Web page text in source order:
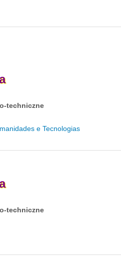
techniczne
e Tecnologias
techniczne